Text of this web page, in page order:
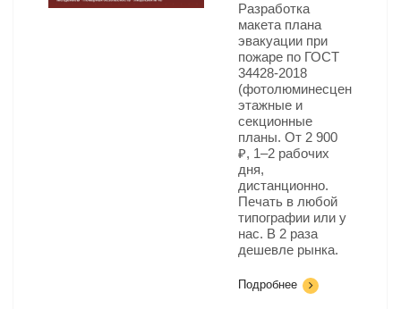
Разработка
макета плана
эвакуации при
пожаре по ГОСТ
34428-2018
(фотолюминесцентный):
этажные и
секционные
планы. От 2 900
₽, 1–2 рабочих
дня,
дистанционно.
Печать в любой
типографии или у
нас. В 2 раза
дешевле рынка.
Подробнее